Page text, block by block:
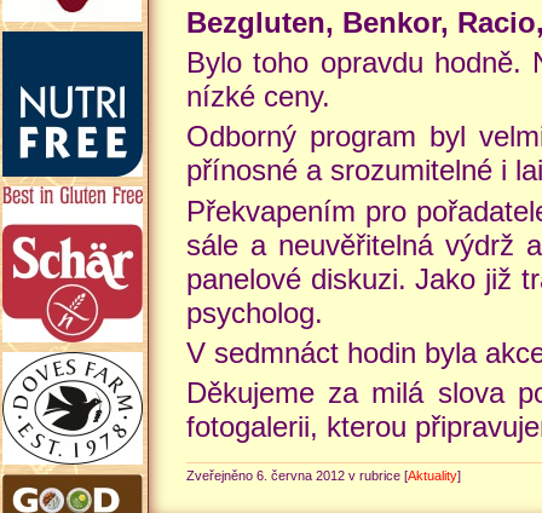
Bezgluten, Benkor,
Bylo toho opravdu hodně.
nízké ceny.
Odborný program byl
přínosné a srozumitelné i
Překvapením pro
sále a neuvěřitelná výdrž
panelové diskuzi. Jako již
psycholog.
V sedmnáct hodin byla
Děkujeme za milá slova
fotogalerii, kterou
Zveřejněno 6. června 2012 v rubrice [Aktuality]